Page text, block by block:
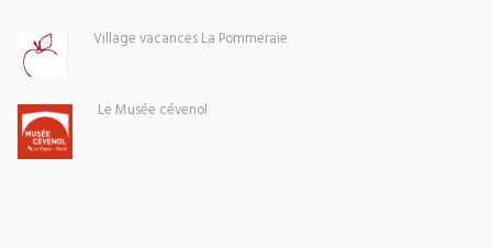
Village vacances La Pommeraie
Le Musée cévenol